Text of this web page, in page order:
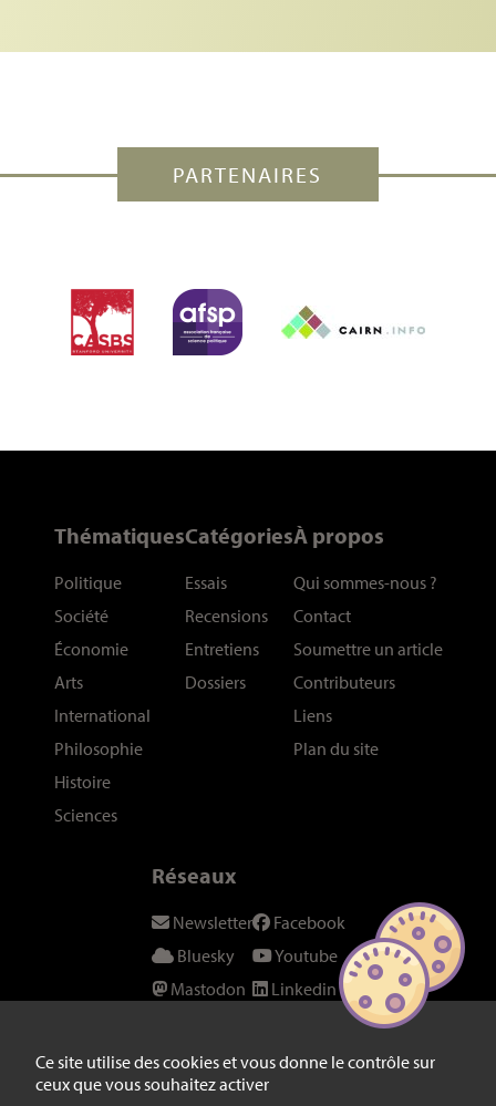
Ce site utilise des cookies et vous donne le contrôle sur
ceux que vous souhaitez activer
PARTENAIRES
Thématiques
Politique
Société
Économie
Arts
International
Philosophie
Histoire
Sciences
Catégories
Essais
Recensions
Entretiens
Dossiers
À propos
Qui sommes-nous ?
Contact
Soumettre un article
Contributeurs
Liens
Plan du site
Réseaux
Newsletter
Bluesky
Mastodon
Instagram
Twitter/X
Facebook
Youtube
Linkedin
Fil RSS